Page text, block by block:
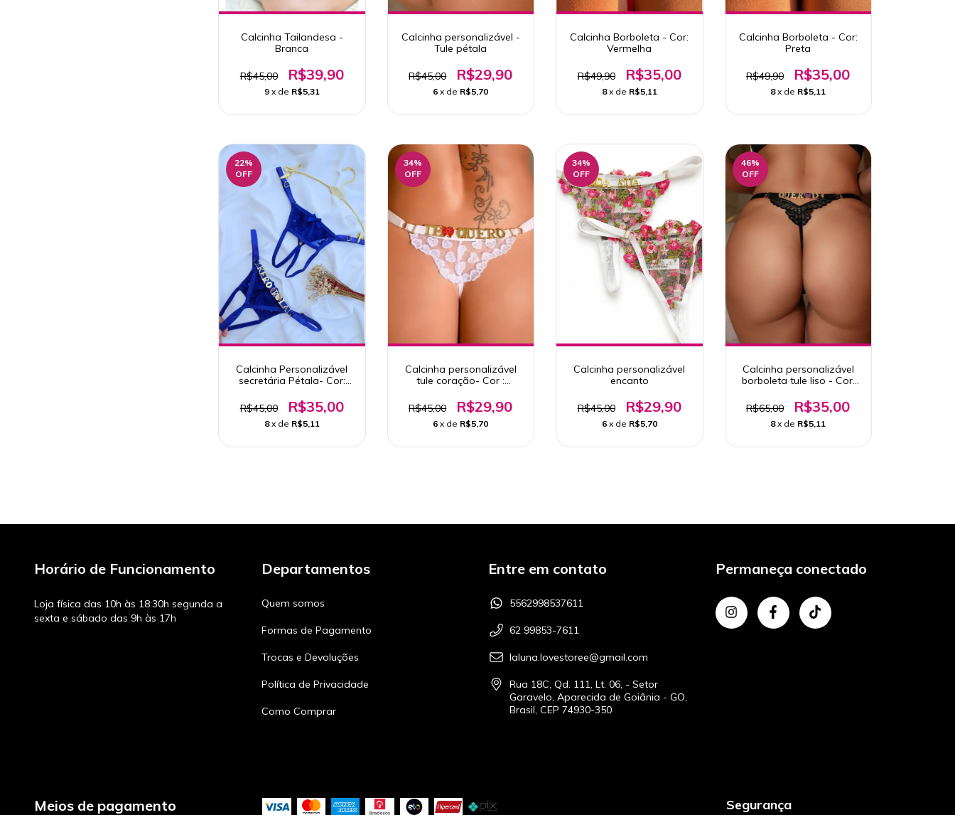
Calcinha Tailandesa -
Branca
R$45,00 R$39,90
9 x de R$5,31
Calcinha personalizável -
Tule pétala
R$45,00 R$29,90
6 x de R$5,70
Calcinha Borboleta - Cor:
Vermelha
R$49,90 R$35,00
8 x de R$5,11
Calcinha Borboleta - Cor:
Preta
R$49,90 R$35,00
8 x de R$5,11
22%
OFF
Calcinha Personalizável
secretária Pétala- Cor:
R$45,00
R$35,00
8 x de R$5,11
34%
OFF
Calcinha personalizável
tule coração- Cor :
R$45,00
R$29,90
6 x de R$5,70
34%
OFF
Calcinha personalizável
encanto
R$45,00 R$29,90
6 x de R$5,70
46%
OFF
Calcinha personalizável
borboleta tule liso - Cor:
R$65,00
R$35,00
8 x de R$5,11
Horário de Funcionamento
Loja física das 10h às 18:30h segunda a
sexta e sábado das 9h às 17h
Departamentos
Quem somos
Formas de Pagamento
Trocas e Devoluções
Política de Privacidade
Como Comprar
Entre em contato
5562998537611
62 99853-7611
laluna.lovestoree@gmail.com
Rua 18C, Qd. 111, Lt. 06, - Setor
Garavelo, Aparecida de Goiânia - GO,
Brasil, CEP 74930-350
Permaneça conectado
Meios de pagamento Segurança